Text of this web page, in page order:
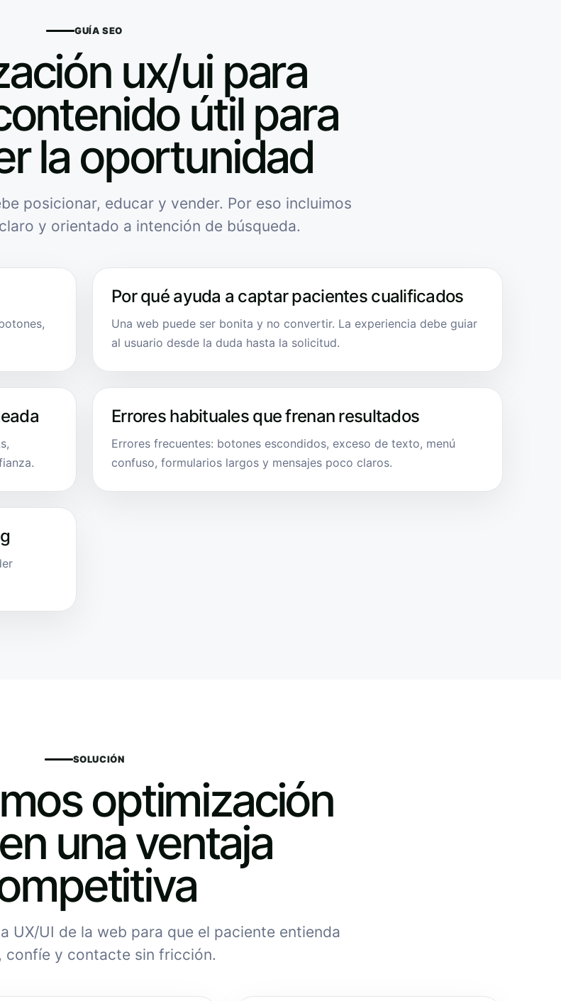
GUÍA SEO
ux/ui para
útil para
la oportunidad
posicionar, educar y vender. Por eso incluimos
y orientado a intención de búsqueda.
Por qué ayuda a captar pacientes cualificados
Una web puede ser bonita y no convertir. La experiencia debe guiar
al usuario desde la duda hasta la solicitud.
Errores habituales que frenan resultados
Errores frecuentes: botones escondidos, exceso de texto, menú
confuso, formularios largos y mensajes poco claros.
SOLUCIÓN
optimización
una ventaja
UX/UI de la web para que el paciente entienda
confíe y contacte sin fricción.